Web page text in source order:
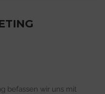
befassen wir uns mit